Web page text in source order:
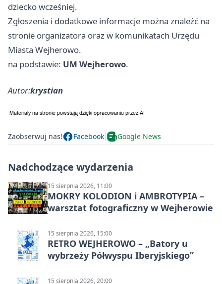
dziecko wcześniej.
Zgłoszenia i dodatkowe informacje można znaleźć na
stronie organizatora oraz w komunikatach Urzędu
Miasta Wejherowo.
na podstawie: UM Wejherowo.
Autor:krystian
Zaobserwuj nas! Facebook Google News
Nadchodzące wydarzenia
15 sierpnia 2026, 11:00
MOKRY KOLODION i AMBROTYPIA –
warsztat fotograficzny w Wejherowie
15 sierpnia 2026, 15:00
RETRO WEJHEROWO – „Batory u
wybrzeży Półwyspu Iberyjskiego”
15 sierpnia 2026, 20:00